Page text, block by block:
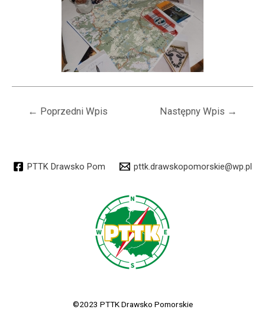
Nawigacja
← Poprzedni Wpis Następny Wpis →
PTTK Drawsko Pom pttk.drawskopomorskie@wp.pl
©2023 PTTK Drawsko Pomorskie